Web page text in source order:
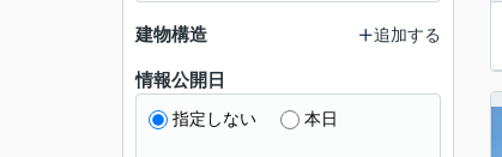
建物構造 追加する
情報公開日
指定しない 本日